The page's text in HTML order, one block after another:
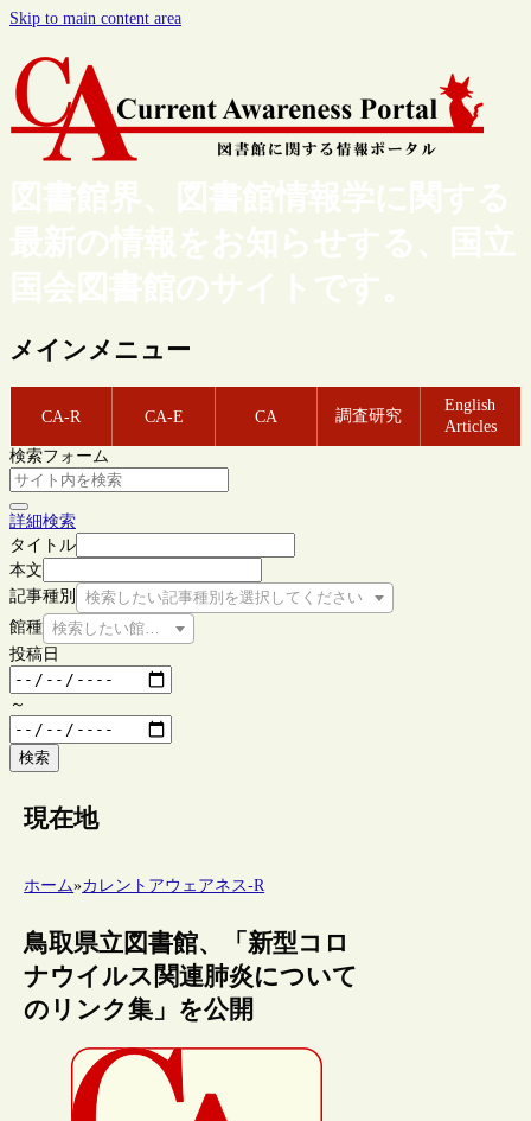
Skip to main content area
図書館界、図書館情報学に関する
最新の情報をお知らせする、国立
国会図書館のサイトです。
メインメニュー
CA-R CA-E CA 調査研究
English
Articles
検索フォーム
詳細検索
タイトル
本文
記事種別
検索したい記事種別を選択してください
館種 検索したい館種を選択してください
投稿日
～
検索
現在地
ホーム»カレントアウェアネス-R
鳥取県立図書館、「新型コロ
ナウイルス関連肺炎について
のリンク集」を公開